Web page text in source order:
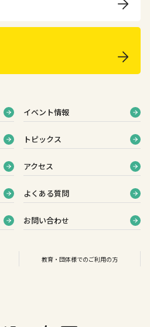
イベント情報
トピックス
アクセス
よくある質問
お問い合わせ
教育・団体様でのご利用の方